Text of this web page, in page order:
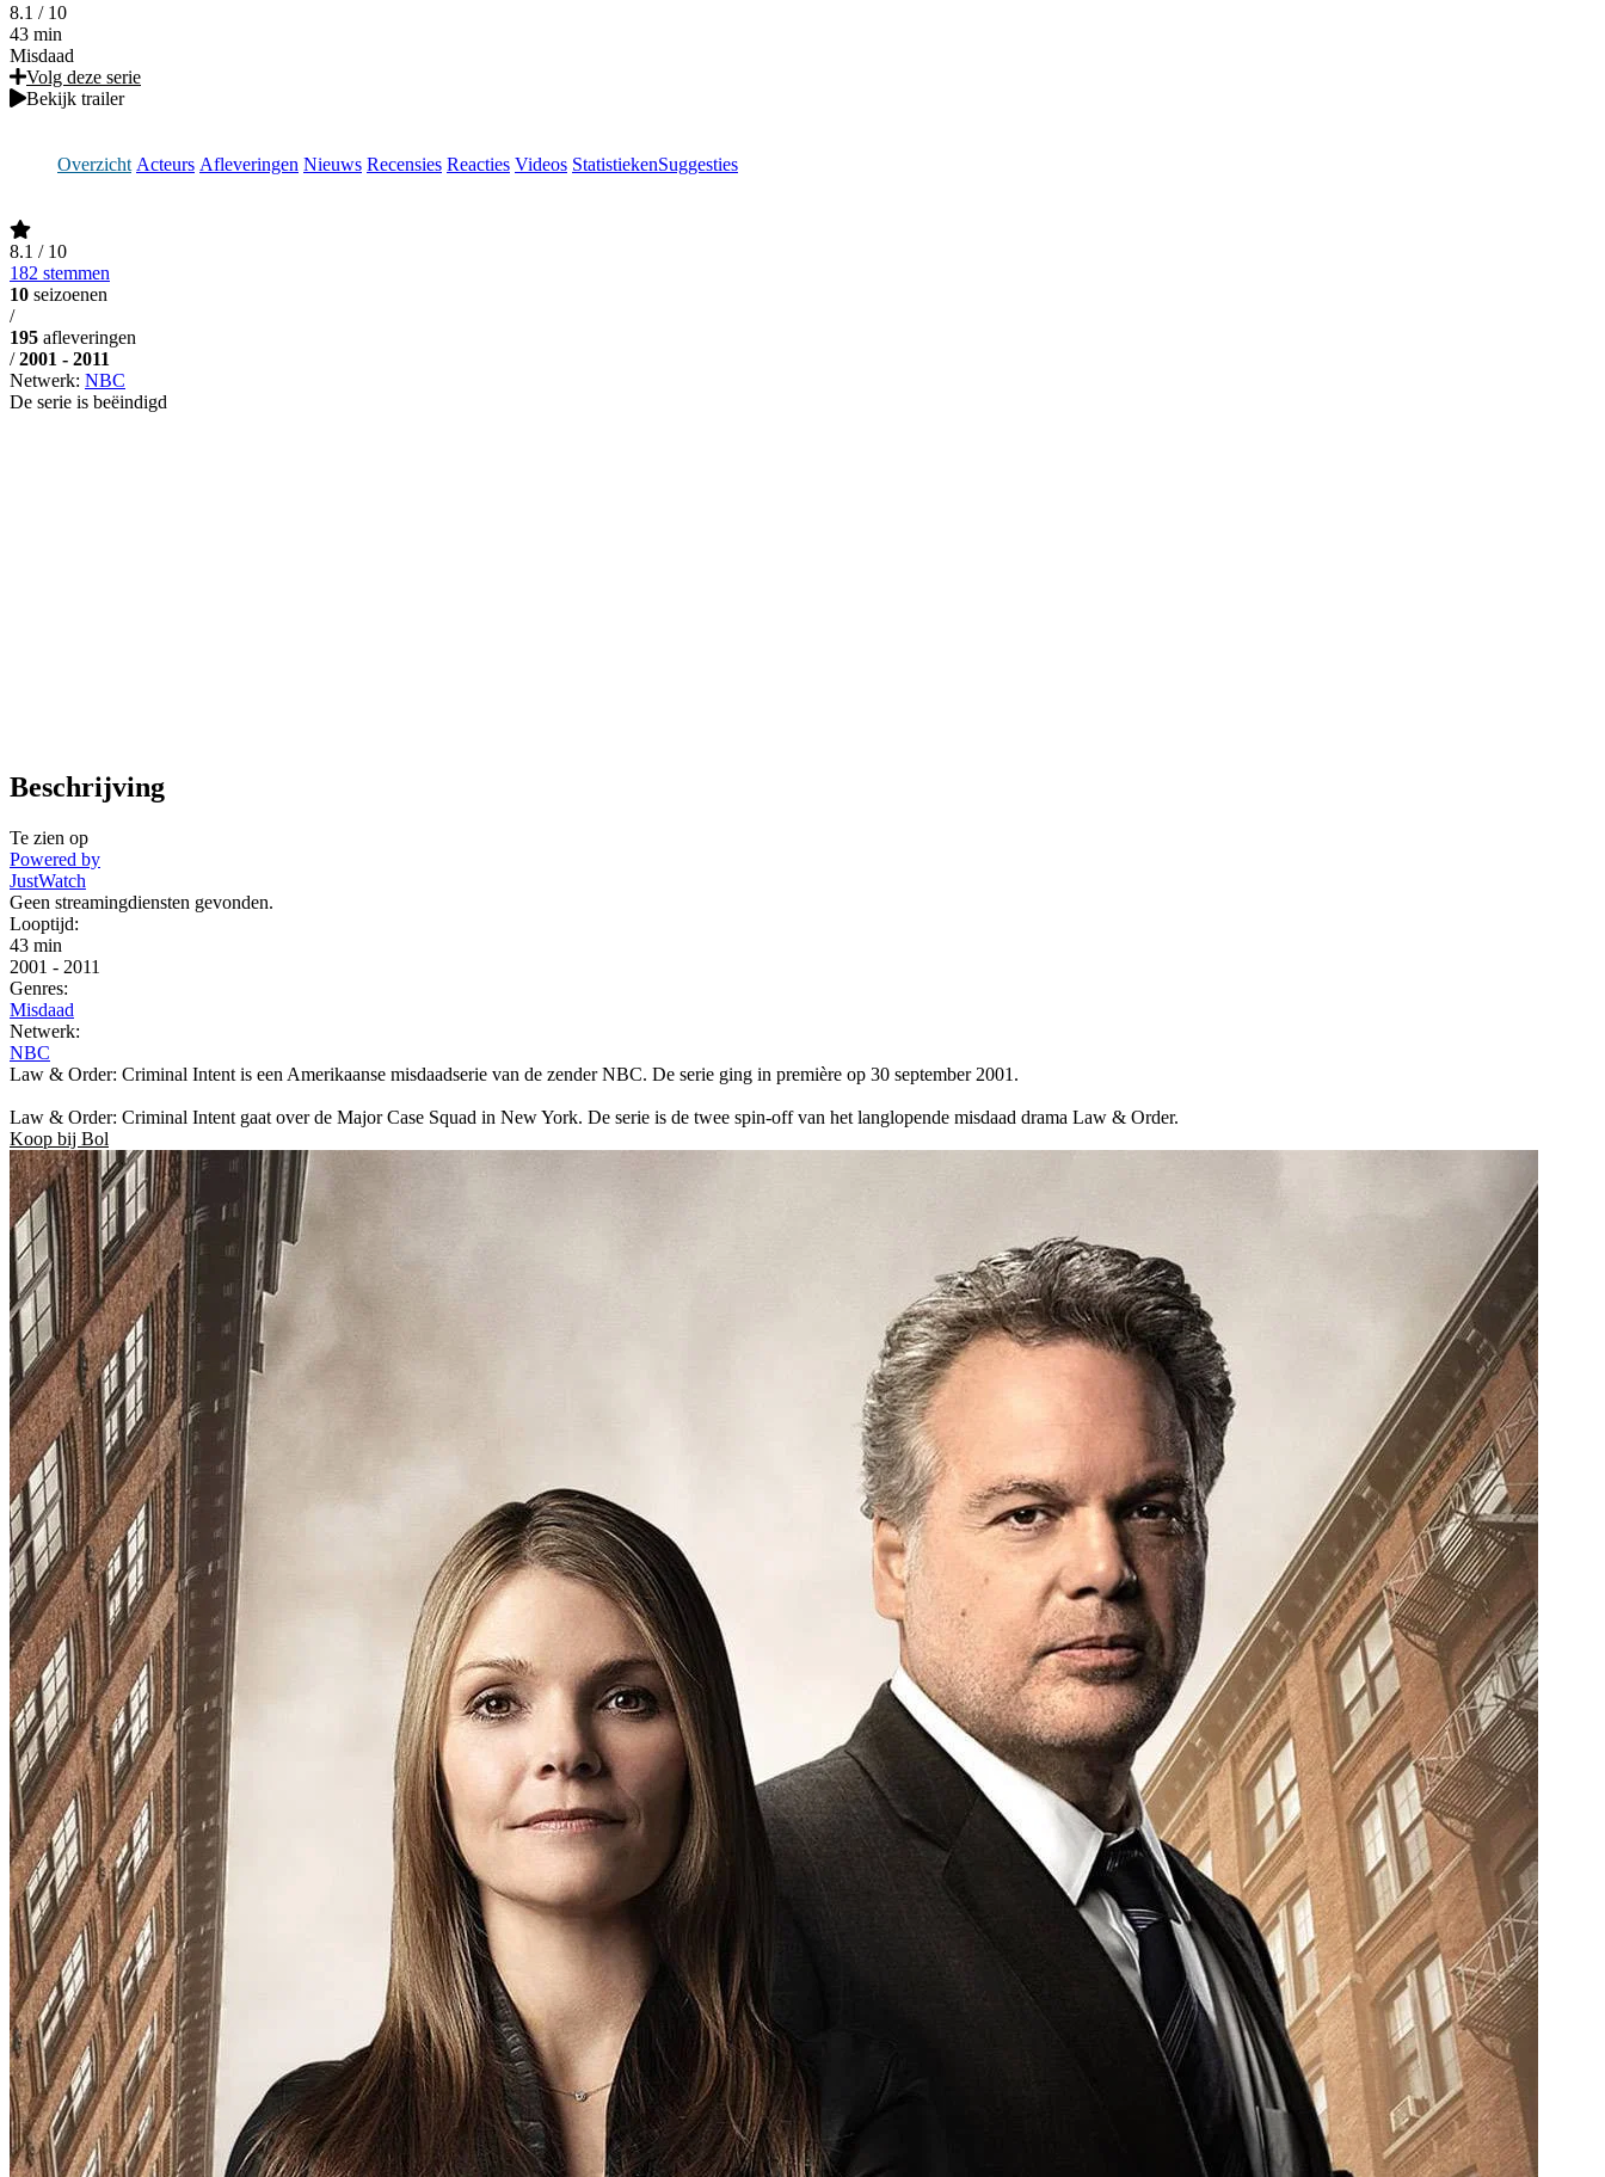
8.1 / 10
43 min
Misdaad
Volg deze serie
Bekijk trailer
Overzicht Acteurs Afleveringen Nieuws Recensies Reacties Videos StatistiekenSuggesties
8.1 / 10
182 stemmen
10 seizoenen
/
195 afleveringen
/ 2001 - 2011
Netwerk: NBC
De serie is beëindigd
Beschrijving
Te zien op
Powered by
JustWatch
Geen streamingdiensten gevonden.
Looptijd:
43 min
2001 - 2011
Genres:
Misdaad
Netwerk:
NBC
Law & Order: Criminal Intent is een Amerikaanse misdaadserie van de zender NBC. De serie ging in première op 30 september 2001.
Law & Order: Criminal Intent gaat over de Major Case Squad in New York. De serie is de twee spin-off van het langlopende misdaad drama Law & Order.
Koop bij Bol